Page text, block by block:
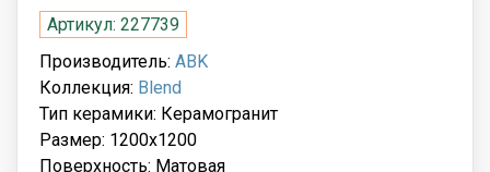
Артикул: 227739
Производитель: ABK
Коллекция: Blend
Тип керамики: Керамогранит
Размер: 1200x1200
Поверхность: Матовая